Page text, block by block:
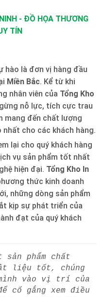
- ĐỒ HỌA THƯƠNG
TÍN
hào là đơn vị hàng đầu
Miền Bắc. Kể từ khi
nhân viên của Tổng Kho
nỗ lực, tích cực trau
mang đến chất lượng
nhất cho các khách hàng.
lại cho quý khách hàng
vụ sản phẩm tốt nhất
hiện đại. Tổng Kho In
thức kinh doanh
những dòng sản phẩm
kịp sự phát triển của
đạt của quý khách
sản phẩm chất
liệu tốt, chúng
vào vị trí của
cố gắng xem điều